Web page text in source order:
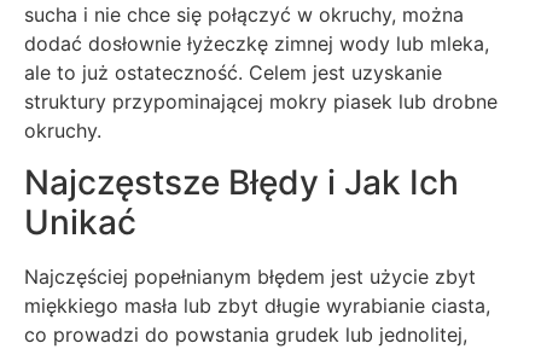
sucha i nie chce się połączyć w okruchy, można
dodać dosłownie łyżeczkę zimnej wody lub mleka,
ale to już ostateczność. Celem jest uzyskanie
struktury przypominającej mokry piasek lub drobne
okruchy.
Najczęstsze Błędy i Jak Ich
Unikać
Najczęściej popełnianym błędem jest użycie zbyt
miękkiego masła lub zbyt długie wyrabianie ciasta,
co prowadzi do powstania grudek lub jednolitej,